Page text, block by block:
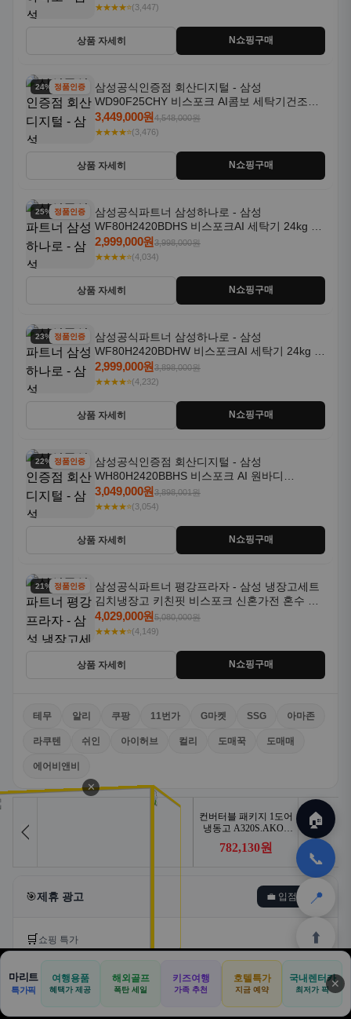
★★★★⭐(3,447)
상품 자세히 N쇼핑구매
24% 할인정품인증
삼성공식인증점 회산디지털 - 삼성
WD90F25CHY 비스포크 AI콤보 세탁기건조기
일체형 25kg+18kg 1등급
3,449,000원4,548,000원
★★★★⭐(3,476)
상품 자세히 N쇼핑구매
25% 할인정품인증
삼성공식파트너 삼성하나로 - 삼성
WF80H2420BDHS 비스포크AI 세탁기 24kg 건
조기 20kg 세제자동투입
2,999,000원3,998,000원
★★★★⭐(4,034)
상품 자세히 N쇼핑구매
23% 할인정품인증
삼성공식파트너 삼성하나로 - 삼성
WF80H2420BDHW 비스포크AI 세탁기 24kg 건
조기 20kg 세제자동투입
2,999,000원3,898,000원
★★★★⭐(4,232)
상품 자세히 N쇼핑구매
22% 할인정품인증
삼성공식인증점 회산디지털 - 삼성
WH80H2420BBHS 비스포크 AI 원바디
24kg+20kg 세제자동투입 1등급
3,049,000원3,898,001원
★★★★⭐(3,054)
상품 자세히 N쇼핑구매
21% 할인정품인증
삼성공식파트너 평강프라자 - 삼성 냉장고세트
김치냉장고 키친핏 비스포크 신혼가전 혼수 입
주가전 빌트인 화이트
4,029,000원5,080,000원
★★★★⭐(4,149)
상품 자세히 N쇼핑구매
테무 알리 쿠팡 11번가 G마켓 SSG 아마존
라쿠텐 쉬인 아이허브 컬리 도매꾹 도매매
에어비앤비
🎯제휴 광고 💼 입점문의
🛒 쇼핑 특가
🛒 📦 🎁
🏠
✈️
공항
⛳
📋
🛒
쿠팡
🎁
테무
🏠
📞
📍
⬆️
🏠 📝
견적
🚐
기사등록
🛒
아마존
✕
마리트
특가픽
여행용품
혜택가 제공
해외골프
폭탄 세일
키즈여행
가족 추천
호텔특가
지금 예약
국내렌터카
최저가 픽 ✕